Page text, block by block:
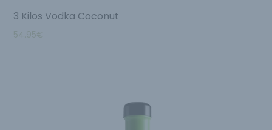
3 Kilos Vodka Coconut
54.95€